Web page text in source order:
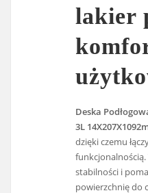
lakier
Deska
3L
dzięki czemu
stabilności i
powierzchnię do